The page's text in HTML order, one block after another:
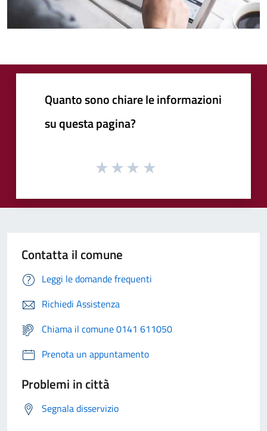
Quanto sono chiare le informazioni
su questa pagina?
Contatta il comune
Leggi le domande frequenti
Richiedi Assistenza
Chiama il comune 0141 611050
Prenota un appuntamento
Problemi in città
Segnala disservizio